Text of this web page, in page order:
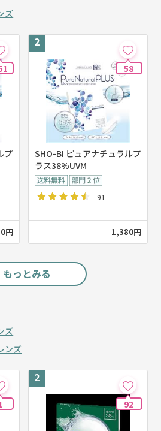
ズ
プ
円
58
SHO-BI ピュアナチュラルプ
ラス38%UVM
91
1,380円
もっとみる
ズ
ンズ
92